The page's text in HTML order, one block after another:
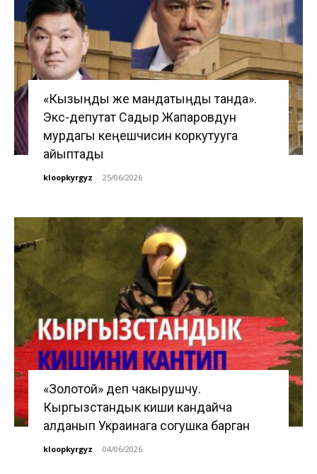
«Кызыңды же мандатыңды танда».
Экс-депутат Садыр Жапаровдун
мурдагы кеңешчисин коркутууга
айыптады
kloopkyrgyz - 25/06/2026
«Золотой» деп чакырушчу.
Кыргызстандык киши кандайча
алданып Украинага согушка барган
kloopkyrgyz - 04/06/2026